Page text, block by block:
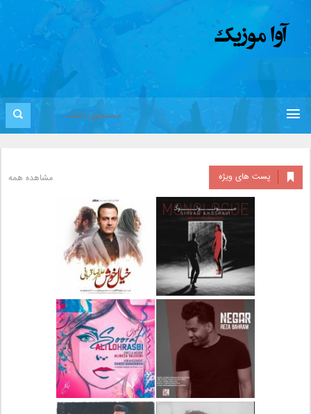
پست های ویژه مشاهده همه
دانلود آلبوم جدید سیروان
خسروی بنام مونولوگ
دانلود آهنگ جدید علیرضا
قربانی بنام خیال خوش